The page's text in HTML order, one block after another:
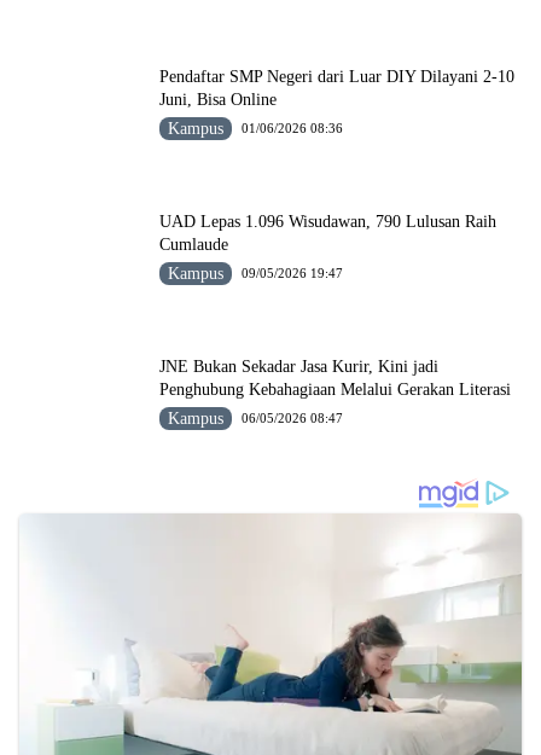
Pendaftar SMP Negeri dari Luar DIY Dilayani 2-10
Juni, Bisa Online
Kampus
01/06/2026 08:36
UAD Lepas 1.096 Wisudawan, 790 Lulusan Raih
Cumlaude
Kampus
09/05/2026 19:47
JNE Bukan Sekadar Jasa Kurir, Kini jadi
Penghubung Kebahagiaan Melalui Gerakan Literasi
Kampus
06/05/2026 08:47